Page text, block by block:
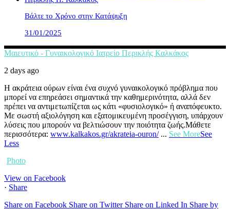
Βάλτε το Χρόνο στην Κατάψυξη
31/01/2025
Μαιευτικό - Γυναικολογικό Ιατρείο Περικλής Καλκάκος
2 days ago
Η ακράτεια ούρων είναι ένα συχνό γυναικολογικό πρόβλημα που
μπορεί να επηρεάσει σημαντικά την καθημερινότητα, αλλά δεν
πρέπει να αντιμετωπίζεται ως κάτι «φυσιολογικό» ή αναπόφευκτο.
Με σωστή αξιολόγηση και εξατομικευμένη προσέγγιση, υπάρχουν
λύσεις που μπορούν να βελτιώσουν την ποιότητα ζωής.Μάθετε
περισσότερα: www.kalkakos.gr/akrateia-ouron/ ... See MoreSee
Less
Photo
View on Facebook
· Share
Share on Facebook Share on Twitter Share on Linked In Share by